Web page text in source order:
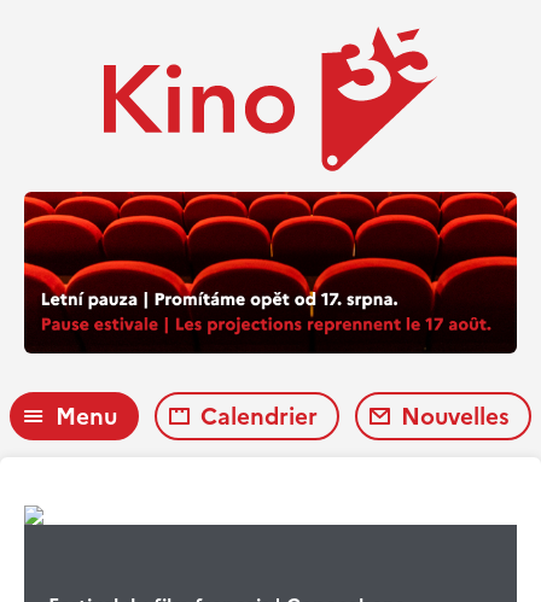
Menu Calendrier Nouvelles